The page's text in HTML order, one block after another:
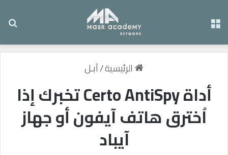
الرئيسية/آبـل
أداة Certo AntiSpy تخبرك إذا
اُخترق هاتف آيفون أو جهاز
آيباد